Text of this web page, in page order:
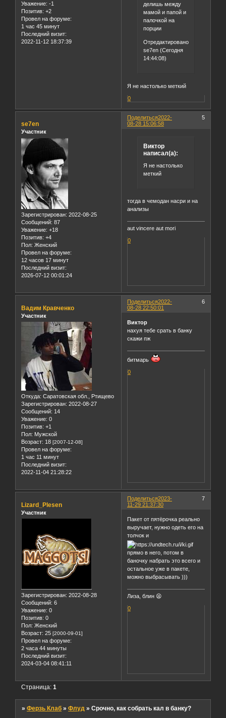
Уважение: -1
Позитив: +2
Провел на форуме:
1 час 45 минут
Последний визит:
2022-11-12 18:37:39
делишь между
мамой и папой и
палочкой на
порции
Отредактировано
se7en (Сегодня
14:44:08)
Я не настолько меткий
0
Поделиться 5
2022-
08-28 15:06:58
se7en
Участник
Зарегистрирован: 2022-08-25
Сообщений: 87
Уважение: +18
Позитив: +4
Пол: Женский
Провел на форуме:
12 часов 17 минут
Последний визит:
2026-07-12 00:01:24
Виктор
написал(а):
Я не настолько
меткий
тогда в чемодан насри и на
анализы
aut vincere aut mori
0
Поделиться 6
2022-
08-28 22:50:01
Вадим Кравченко
Участник
Откуда: Саратовская обл., Ртищево
Зарегистрирован: 2022-08-27
Сообщений: 14
Уважение: 0
Позитив: +1
Пол: Мужской
Возраст: 18 [2007-12-08]
Провел на форуме:
1 час 11 минут
Последний визит:
2022-11-04 21:28:22
Виктор
нахуя тебе срать в банку
скажи пж
битмарь
0
Поделиться 7
2023-
11-29 21:37:30
Lizard_Plesen
Участник
Зарегистрирован: 2022-08-28
Сообщений: 6
Уважение: 0
Позитив: 0
Пол: Женский
Возраст: 25 [2000-09-01]
Провел на форуме:
2 часа 44 минуты
Последний визит:
2024-03-04 08:41:11
Пакет от пятёрочка реально
выручает, нужно одеть его на
толчок и
прямо в него, потом в
баночку набрать это всего и
остальное уже в пакете,
можно выбрасывать )))
Лиза, блин 😫
0
Страница:1
»Ферзь Клаб »Флуд »Срочно, как собрать кал в банку?